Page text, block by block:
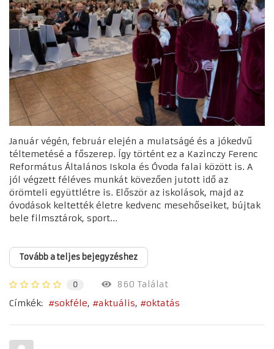
Január végén, február elején a mulatságé és a jókedvű
téltemetésé a főszerep. Így történt ez a Kazinczy Ferenc
Református Általános Iskola és Óvoda falai között is. A
jól végzett féléves munkát kövezően jutott idő az
örömteli együttlétre is. Először az iskolások, majd az
óvodások keltették életre kedvenc mesehőseiket, bújtak
bele filmsztárok, sport...
Tovább a teljes bejegyzéshez
0
860 Találat
Címkék:
sokféle aktuális oktatás